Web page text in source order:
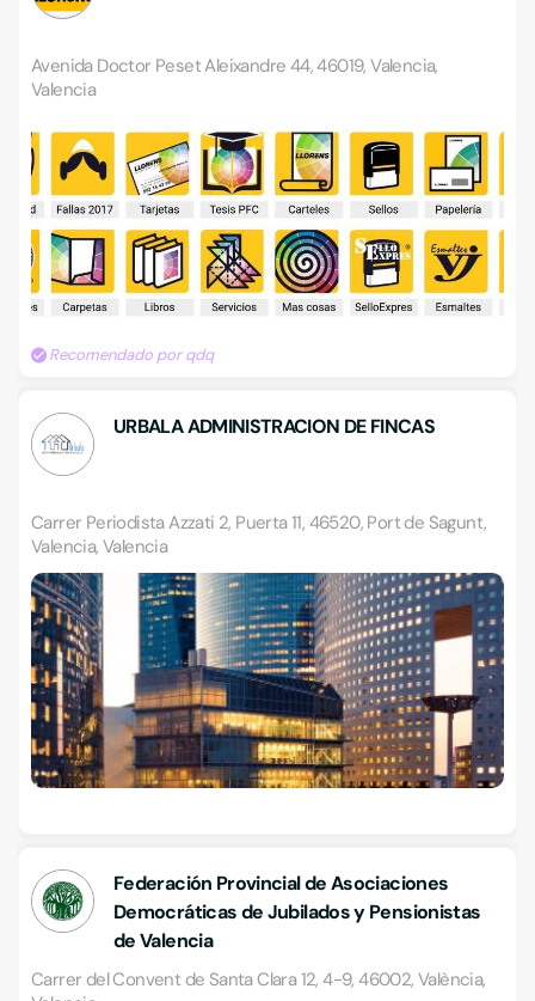
Avenida Doctor Peset Aleixandre 44, 46019, Valencia,
Valencia
Recomendado por qdq
URBALA ADMINISTRACION DE FINCAS
Carrer Periodista Azzati 2, Puerta 11, 46520, Port de Sagunt,
Valencia, Valencia
Federación Provincial de Asociaciones
Democráticas de Jubilados y Pensionistas
de Valencia
Carrer del Convent de Santa Clara 12, 4-9, 46002, València,